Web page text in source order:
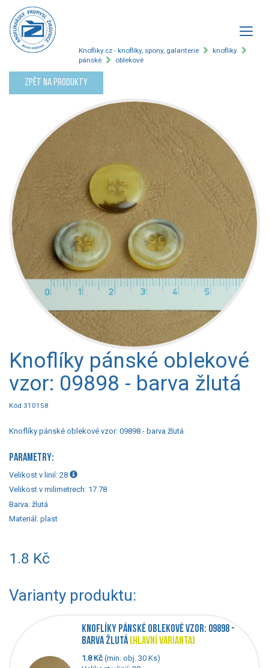
Knofliky.cz - knoflíky, spony, galanterie
knoflíky
pánské
oblekové
Zpět na produkty
Knoflíky pánské oblekové
vzor: 09898 - barva žlutá
Kód 310158
Knoflíky pánské oblekové vzor: 09898 - barva žlutá
PARAMETRY:
Velikost v linií: 28
Velikost v milimetrech: 17.78
Barva: žlutá
Materiál: plast
1.8 Kč
Varianty produktu:
KNOFLÍKY PÁNSKÉ OBLEKOVÉ VZOR: 09898 -
BARVA ŽLUTÁ(HLAVNÍ VARIANTA)
1.8 Kč (min. obj. 30 Ks)